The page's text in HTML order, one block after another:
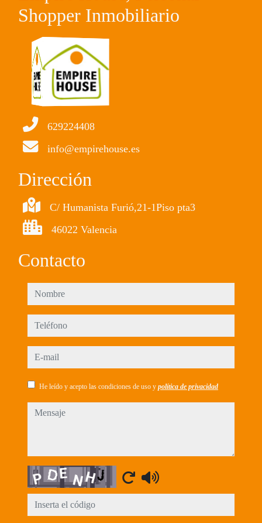
Shopper Inmobiliario
629224408
info@empirehouse.es
Dirección
C/ Humanista Furió,21-1Piso pta3
46022 Valencia
Contacto
nombre
teléfono
e-mail
He leído y acepto las condiciones de uso y política de privacidad
mensaje
Captcha